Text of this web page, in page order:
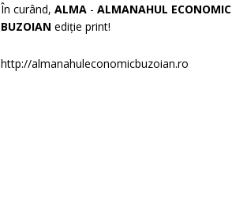
În curând, ALMA - ALMANAHUL ECONOMIC
BUZOIAN ediție print!
http://almanahuleconomicbuzoian.ro